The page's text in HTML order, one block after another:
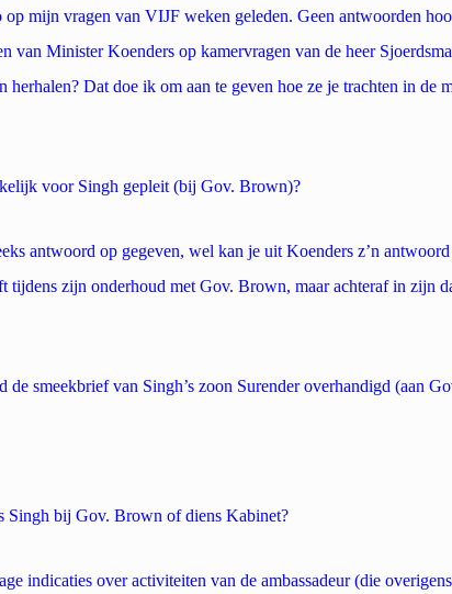
op mijn vragen van VIJF weken geleden. Geen antwoorden
van Minister Koenders op kamervragen van de heer
herhalen? Dat doe ik om aan te geven hoe ze je trachten in de
voor Singh gepleit (bij Gov. Brown)?
antwoord op gegeven, wel kan je uit Koenders z’n
tijdens zijn onderhoud met Gov. Brown, maar achteraf in zijn
de smeekbrief van Singh’s zoon Surender overhandigd (aan
Singh bij Gov. Brown of diens Kabinet?
indicaties over activiteiten van de ambassadeur (die